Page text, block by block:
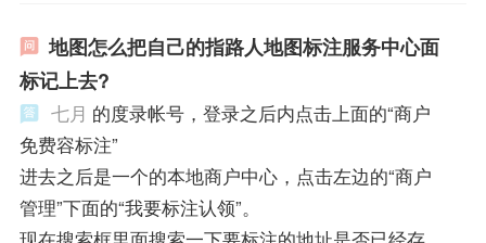
地图怎么把自己的指路人地图标注服务中心面
标记上去?
七月 的度录帐号，登录之后内点击上面的“商户
免费容标注”
进去之后是一个的本地商户中心，点击左边的“商户
管理”下面的“我要标注认领”。